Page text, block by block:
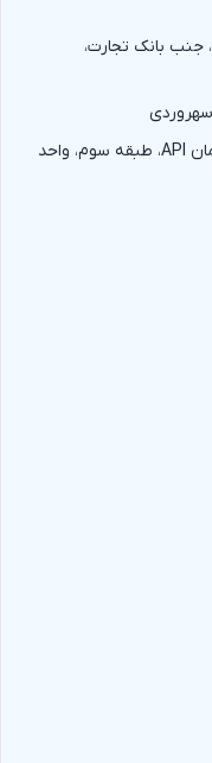
جنب بانک تجارت،
سهروردی
امارات، دبی، بَر دبی، السوق الکبیر، ساختمان API، طبقه سوم، واحد